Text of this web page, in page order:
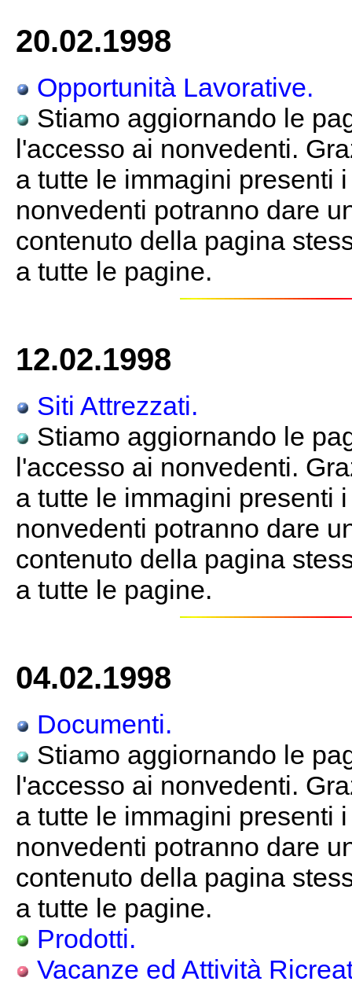
20.02.1998
Opportunità Lavorative.
Stiamo aggiornando le
l'accesso ai nonvedenti.
a tutte le immagini presenti
nonvedenti potranno dare
contenuto della pagina
a tutte le pagine.
12.02.1998
Siti Attrezzati.
Stiamo aggiornando le
l'accesso ai nonvedenti.
a tutte le immagini presenti
nonvedenti potranno dare
contenuto della pagina
a tutte le pagine.
04.02.1998
Documenti.
Stiamo aggiornando le
l'accesso ai nonvedenti.
a tutte le immagini presenti
nonvedenti potranno dare
contenuto della pagina
a tutte le pagine.
Prodotti.
Vacanze ed Attività